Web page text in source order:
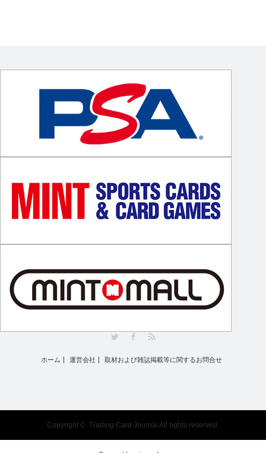
ホーム 運営会社 取材および雑誌掲載等に関するお問合せ
Copyright © Trading Card Journal All rights reserved.